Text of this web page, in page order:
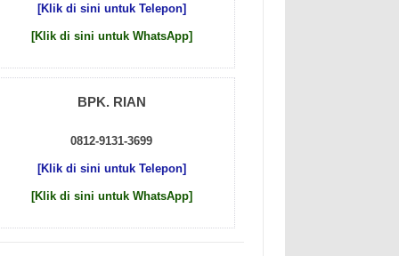
[Klik di sini untuk Telepon]
[Klik di sini untuk WhatsApp]
BPK. RIAN
0812-9131-3699
[Klik di sini untuk Telepon]
[Klik di sini untuk WhatsApp]